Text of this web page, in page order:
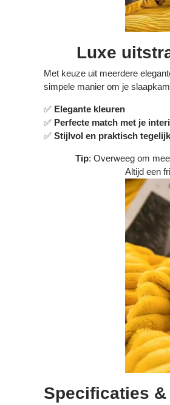
Luxe
Met keuze uit meerdere
simpele manier om je
✅ Elegante kleuren
✅ Perfecte match met je
✅ Stijlvol en praktisch tegelijk
Tip: Overweeg om
Altijd een
Specificaties